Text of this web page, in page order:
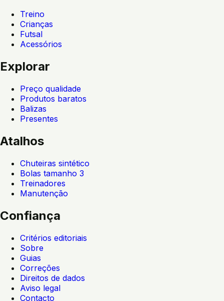
Treino
Crianças
Futsal
Acessórios
Explorar
Preço qualidade
Produtos baratos
Balizas
Presentes
Atalhos
Chuteiras sintético
Bolas tamanho 3
Treinadores
Manutenção
Confiança
Critérios editoriais
Sobre
Guias
Correções
Direitos de dados
Aviso legal
Contacto